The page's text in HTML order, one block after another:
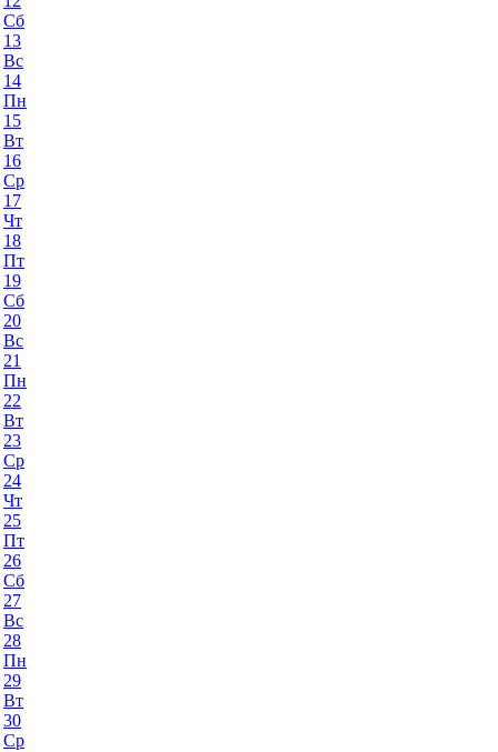
Сб
13
Вс
14
Пн
15
Вт
16
Ср
17
Чт
18
Пт
19
Сб
20
Вс
21
Пн
22
Вт
23
Ср
24
Чт
25
Пт
26
Сб
27
Вс
28
Пн
29
Вт
30
Ср